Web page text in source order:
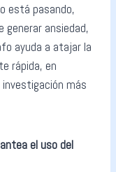
está pasando,
generar ansiedad,
ayuda a atajar la
rápida, en
más
el uso del